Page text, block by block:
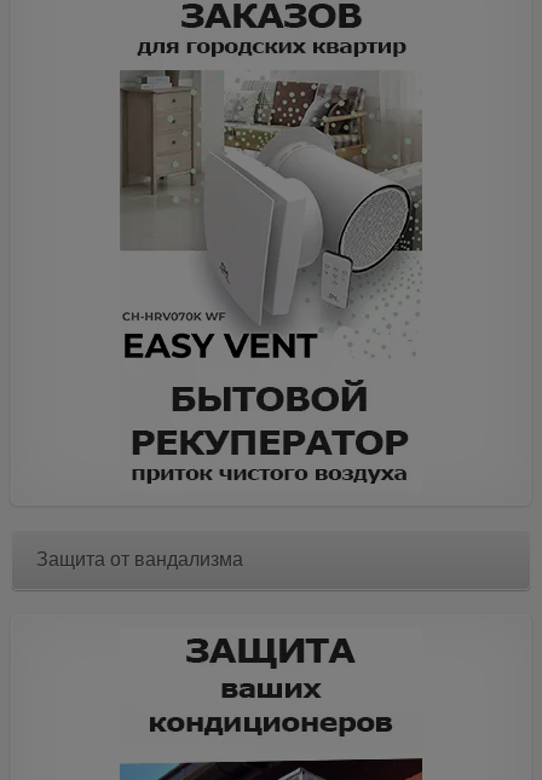
Защита от вандализма